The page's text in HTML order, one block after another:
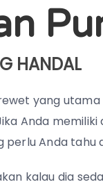
HANDAL
yang
Anda
perlu Anda tahu
kalau dia